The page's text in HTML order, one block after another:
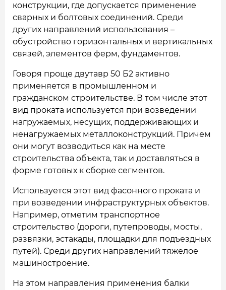
конструкции, где допускается применение
сварных и болтовых соединений. Среди
других направлений использования –
обустройство горизонтальных и вертикальных
связей, элементов ферм, фундаментов.
Говоря проще двутавр 50 Б2 активно
применяется в промышленном и
гражданском строительстве. В том числе этот
вид проката используется при возведении
нагружаемых, несущих, поддерживающих и
ненагружаемых металлоконструкций. Причем
они могут возводиться как на месте
строительства объекта, так и доставляться в
форме готовых к сборке сегментов.
Используется этот вид фасонного проката и
при возведении инфраструктурных объектов.
Например, отметим транспортное
строительство (дороги, путепроводы, мосты,
развязки, эстакады, площадки для подъездных
путей). Среди других направлений тяжелое
машиностроение.
На этом направления применения балки